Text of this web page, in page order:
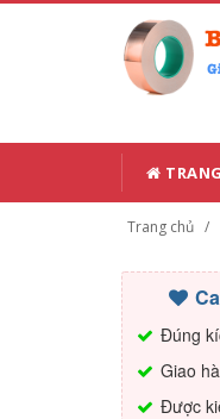
Trang chủ
Đúng
Giao
Được